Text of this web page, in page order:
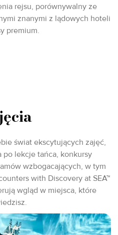
rejsu, porównywalny ze
znanymi z lądowych hoteli
premium.
świat ekscytujących zajęć,
lekcje tańca, konkursy
wzbogacających, w tym
with Discovery at SEA™
wgląd w miejsca, które